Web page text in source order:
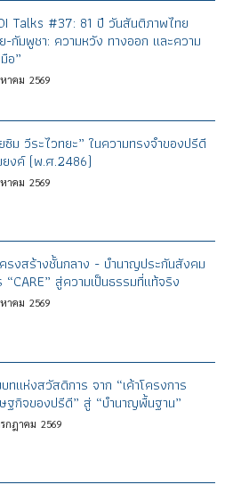
Talks #37: 81 ปี วันสันติภาพไทย
-กัมพูชา: ความหวัง ทางออก และความ
อ”
าคม 2569
ซิม วีระไวทยะ” ในความทรงจำของปรีดี
งค์ (พ.ศ.2486)
าคม 2569
รงสร้างชั้นกลาง - บำนาญประกันสังคม
“CARE” สู่ความเป็นธรรมที่แท้จริง
าคม 2569
ทแห่งสวัสดิการ จาก “เค้าโครงการ
ฐกิจของปรีดี” สู่ “บำนาญพื้นฐาน”
กฎาคม 2569